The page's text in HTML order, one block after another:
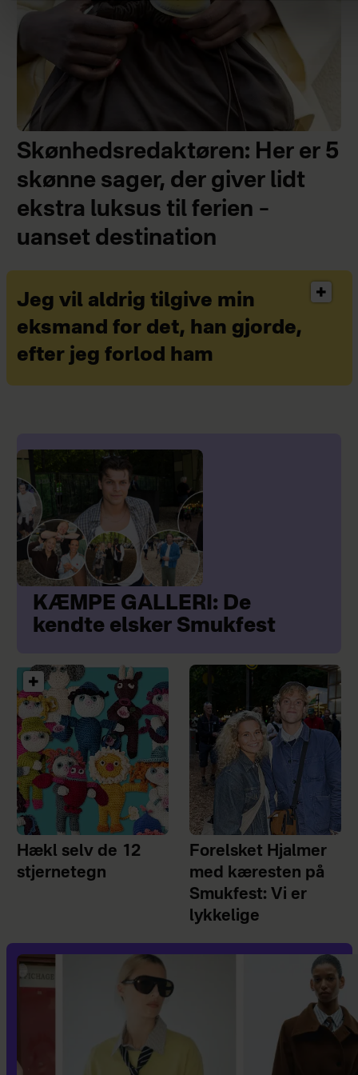
Skønhedsredaktøren: Her er 5
skønne sager, der giver lidt
ekstra luksus til ferien –
uanset destination
Jeg vil aldrig tilgive min
eksmand for det, han gjorde,
efter jeg forlod ham
KÆMPE GALLERI: De
kendte elsker Smukfest
Hækl selv de 12
stjernetegn
Forelsket Hjalmer
med kæresten på
Smukfest: Vi er
lykkelige